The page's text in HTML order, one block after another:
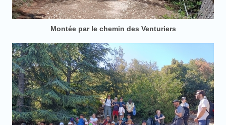
Montée par le chemin des Venturiers